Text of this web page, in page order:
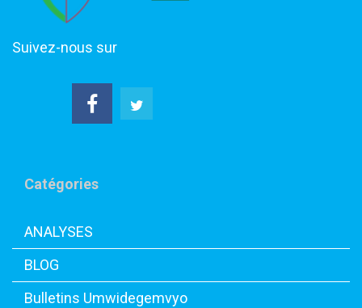
Suivez-nous sur
Catégories
ANALYSES
BLOG
Bulletins Umwidegemvyo